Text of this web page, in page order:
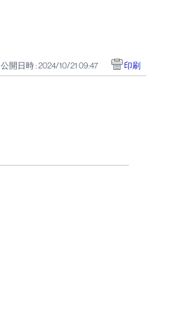
公開日時 : 2024/10/21 09:47 印刷